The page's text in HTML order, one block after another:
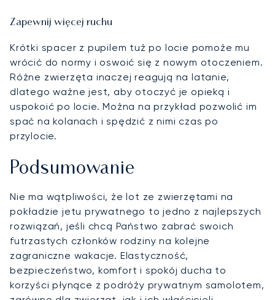
Zapewnij więcej ruchu
Krótki spacer z pupilem tuż po locie pomoże mu
wrócić do normy i oswoić się z nowym otoczeniem.
Różne zwierzęta inaczej reagują na latanie,
dlatego ważne jest, aby otoczyć je opieką i
uspokoić po locie. Można na przykład pozwolić im
spać na kolanach i spędzić z nimi czas po
przylocie.
Podsumowanie
Nie ma wątpliwości, że lot ze zwierzętami na
pokładzie jetu prywatnego to jedno z najlepszych
rozwiązań, jeśli chcą Państwo zabrać swoich
futrzastych członków rodziny na kolejne
zagraniczne wakacje. Elastyczność,
bezpieczeństwo, komfort i spokój ducha to
korzyści płynące z podróży prywatnym samolotem,